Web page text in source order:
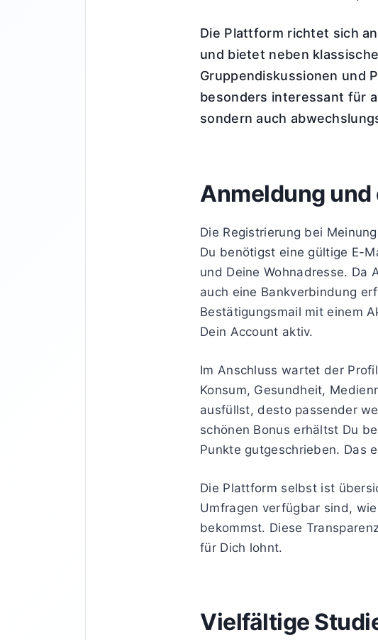
Die Plattform richtet sich
und bietet neben
Gruppendiskussionen und
besonders interessant für
sondern auch
Anmeldung
Die Registrierung bei
Du benötigst eine gültige E-
und Deine Wohnadresse. Da
auch eine Bankverbindung
Bestätigungsmail mit einem
Dein Account aktiv.
Im Anschluss wartet der
Konsum, Gesundheit,
ausfüllst, desto passender
schönen Bonus erhältst Du
Punkte gutgeschrieben. Das
Die Plattform selbst ist
Umfragen verfügbar sind,
bekommst. Diese
für Dich lohnt.
Vielfältige